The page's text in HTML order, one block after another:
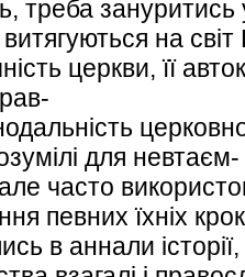
треба
витягуються на
церкви, її
для невтаєм-
часто
певних їхніх
в аннали